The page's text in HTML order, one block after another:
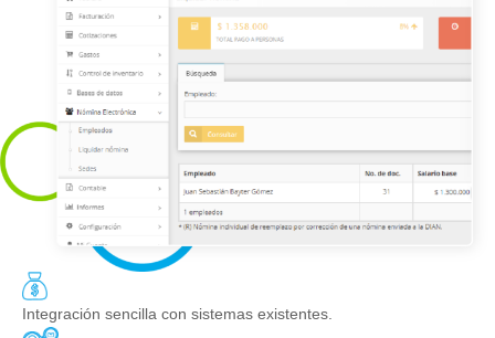
Integración sencilla con sistemas existentes.